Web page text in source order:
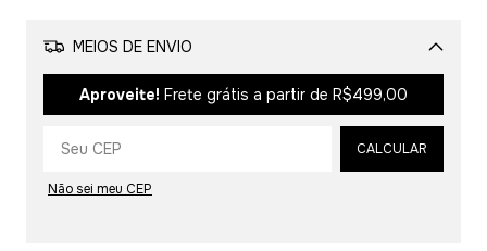
MEIOS DE ENVIO
Aproveite! Frete grátis a partir de R$499,00
CALCULAR
Não sei meu CEP